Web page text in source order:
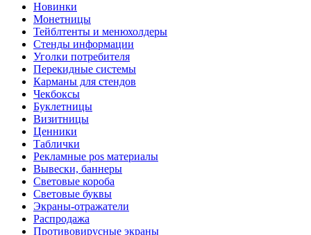
Новинки
Монетницы
Тейблтенты и менюхолдеры
Стенды информации
Уголки потребителя
Перекидные системы
Карманы для стендов
Чекбоксы
Буклетницы
Визитницы
Ценники
Таблички
Рекламные pos материалы
Вывески, баннеры
Световые короба
Световые буквы
Экраны-отражатели
Распродажа
Противовирусные экраны